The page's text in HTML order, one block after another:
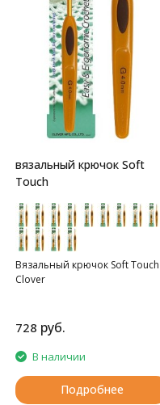
вязальный крючок Soft
Touch
Вязальный крючок Soft Touch
Clover
728 руб.
В наличии
Подробнее